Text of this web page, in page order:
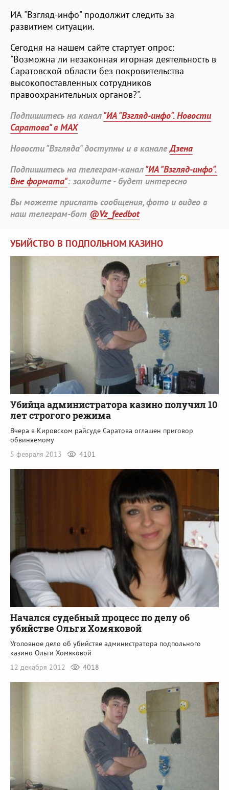
ИА "Взгляд-инфо" продолжит следить за
развитием ситуации.
Сегодня на нашем сайте стартует опрос:
"Возможна ли незаконная игорная деятельность в
Саратовской области без покровительства
высокопоставленных сотрудников
правоохранительных органов?".
Подпишитесь на канал"ИА "Взгляд-инфо". Новости
Саратова" в MAX
Новости "Взгляда" доступны и в каналеДзена
Подпишитесь на телеграм-канал"ИА "Взгляд-инфо".
Вне формата": заходите - будет интересно
Вы можете прислать сообщения, фото и видео в
наш телеграм-бот @Vz_feedbot
УБИЙСТВО В ПОДПОЛЬНОМ КАЗИНО
Убийца администратора казино получил 10
лет строгого режима
Вчера в Кировском райсуде Саратова оглашен приговор
обвиняемому
5 февраля 2013
4101
Начался судебный процесс по делу об
убийстве Ольги Хомяковой
Уголовное дело об убийстве администратора подпольного
казино Ольги Хомяковой
12 декабря 2012
4018